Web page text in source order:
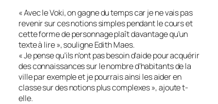
«Avec le Voki, on gagne du temps car je ne vais pas
revenir sur ces notions simples pendant le cours et
cette forme de personnage plaît davantage qu’un
texte à lire», souligne Edith Maes.
«Je pense qu’ils n’ont pas besoin d’aide pour acquérir
des connaissances sur le nombre d’habitants de la
ville par exemple et je pourrais ainsi les aider en
classe sur des notions plus complexes», ajoute t-
elle.